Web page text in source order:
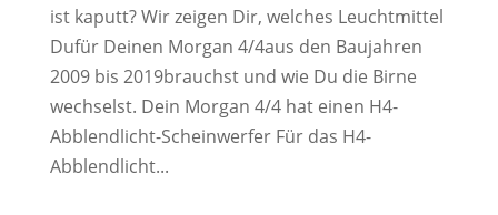
ist kaputt? Wir zeigen Dir, welches Leuchtmittel
Dufür Deinen Morgan 4/4aus den Baujahren
2009 bis 2019brauchst und wie Du die Birne
wechselst. Dein Morgan 4/4 hat einen H4-
Abblendlicht-Scheinwerfer Für das H4-
Abblendlicht...